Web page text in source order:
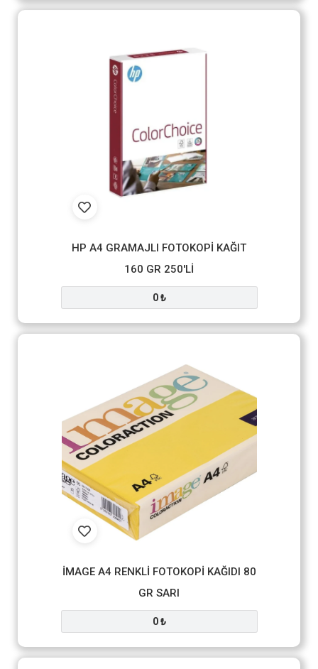
HP A4 GRAMAJLI FOTOKOPİ KAĞIT
160 GR 250'Lİ
0 ₺
İMAGE A4 RENKLİ FOTOKOPİ KAĞIDI 80
GR SARI
0 ₺